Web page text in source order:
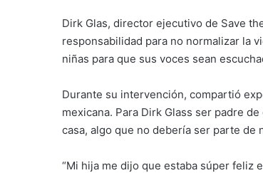
Dirk Glas, director ejecutivo de Save
responsabilidad para no normalizar la
niñas para que sus voces sean
Durante su intervención, compartió
mexicana. Para Dirk Glass ser padre
casa, algo que no debería ser parte de
“Mi hija me dijo que estaba súper feliz